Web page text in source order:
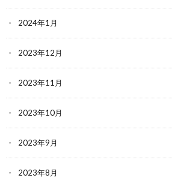
2024年1月
2023年12月
2023年11月
2023年10月
2023年9月
2023年8月